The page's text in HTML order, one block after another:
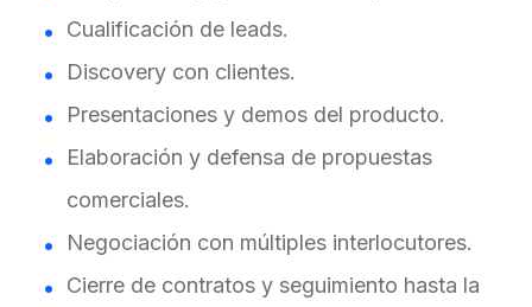
Cualificación de leads.
Discovery con clientes.
Presentaciones y demos del producto.
Elaboración y defensa de propuestas
comerciales.
Negociación con múltiples interlocutores.
Cierre de contratos y seguimiento hasta la